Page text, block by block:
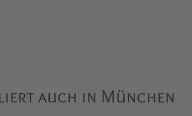
auch in München